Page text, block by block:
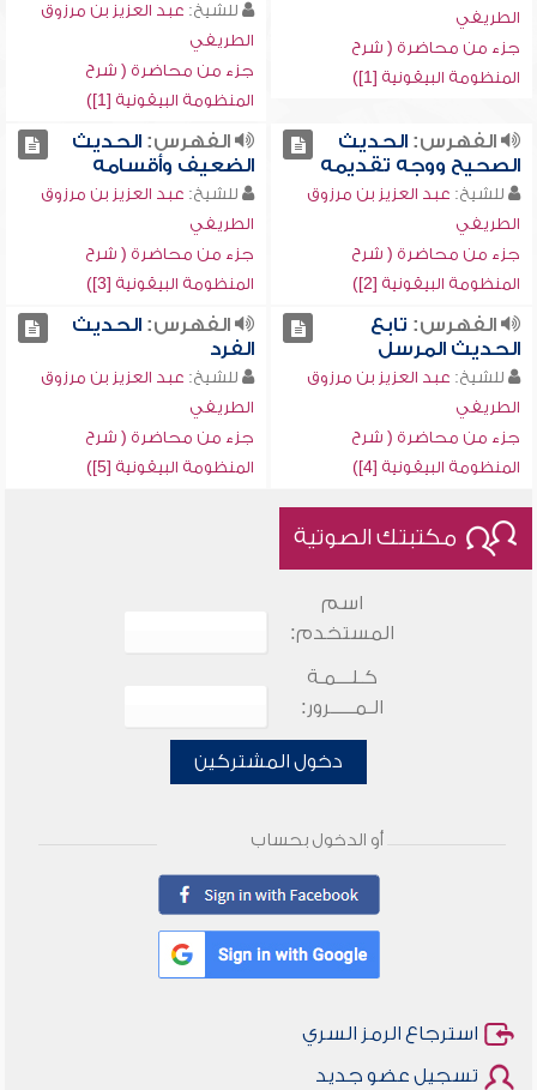
الطريفي
جزء من محاضرة ( شرح
المنظومة البيقونية [1])
للشيخ: عبد العزيز بن مرزوق
الطريفي
جزء من محاضرة ( شرح
المنظومة البيقونية [1])
الفهرس:الحديث
الصحيح ووجه تقديمه
للشيخ: عبد العزيز بن مرزوق
الطريفي
جزء من محاضرة ( شرح
المنظومة البيقونية [2])
الفهرس:الحديث
الضعيف وأقسامه
للشيخ: عبد العزيز بن مرزوق
الطريفي
جزء من محاضرة ( شرح
المنظومة البيقونية [3])
الفهرس: تابع
الحديث المرسل
للشيخ: عبد العزيز بن مرزوق
الطريفي
جزء من محاضرة ( شرح
المنظومة البيقونية [4])
الفهرس:الحديث
الفرد
للشيخ: عبد العزيز بن مرزوق
الطريفي
جزء من محاضرة ( شرح
المنظومة البيقونية [5])
مكتبتك الصوتية
اسم
المستخدم:
كـلـــمـة
الـمـــــرور:
دخول المشتركين
أو الدخول بحساب
استرجاع الرمز السري
تسجيل عضو جديد